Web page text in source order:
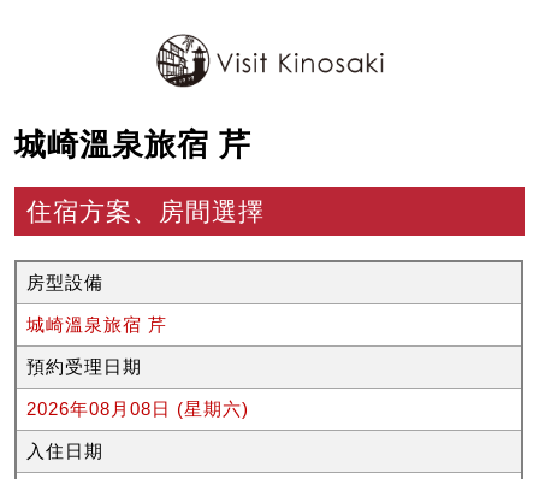
城崎溫泉旅宿 芹
住宿方案、房間選擇
房型設備
城崎溫泉旅宿 芹
預約受理日期
2026年08月08日 (星期六)
入住日期